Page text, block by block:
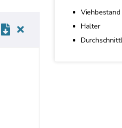
Viehbestand
Halter